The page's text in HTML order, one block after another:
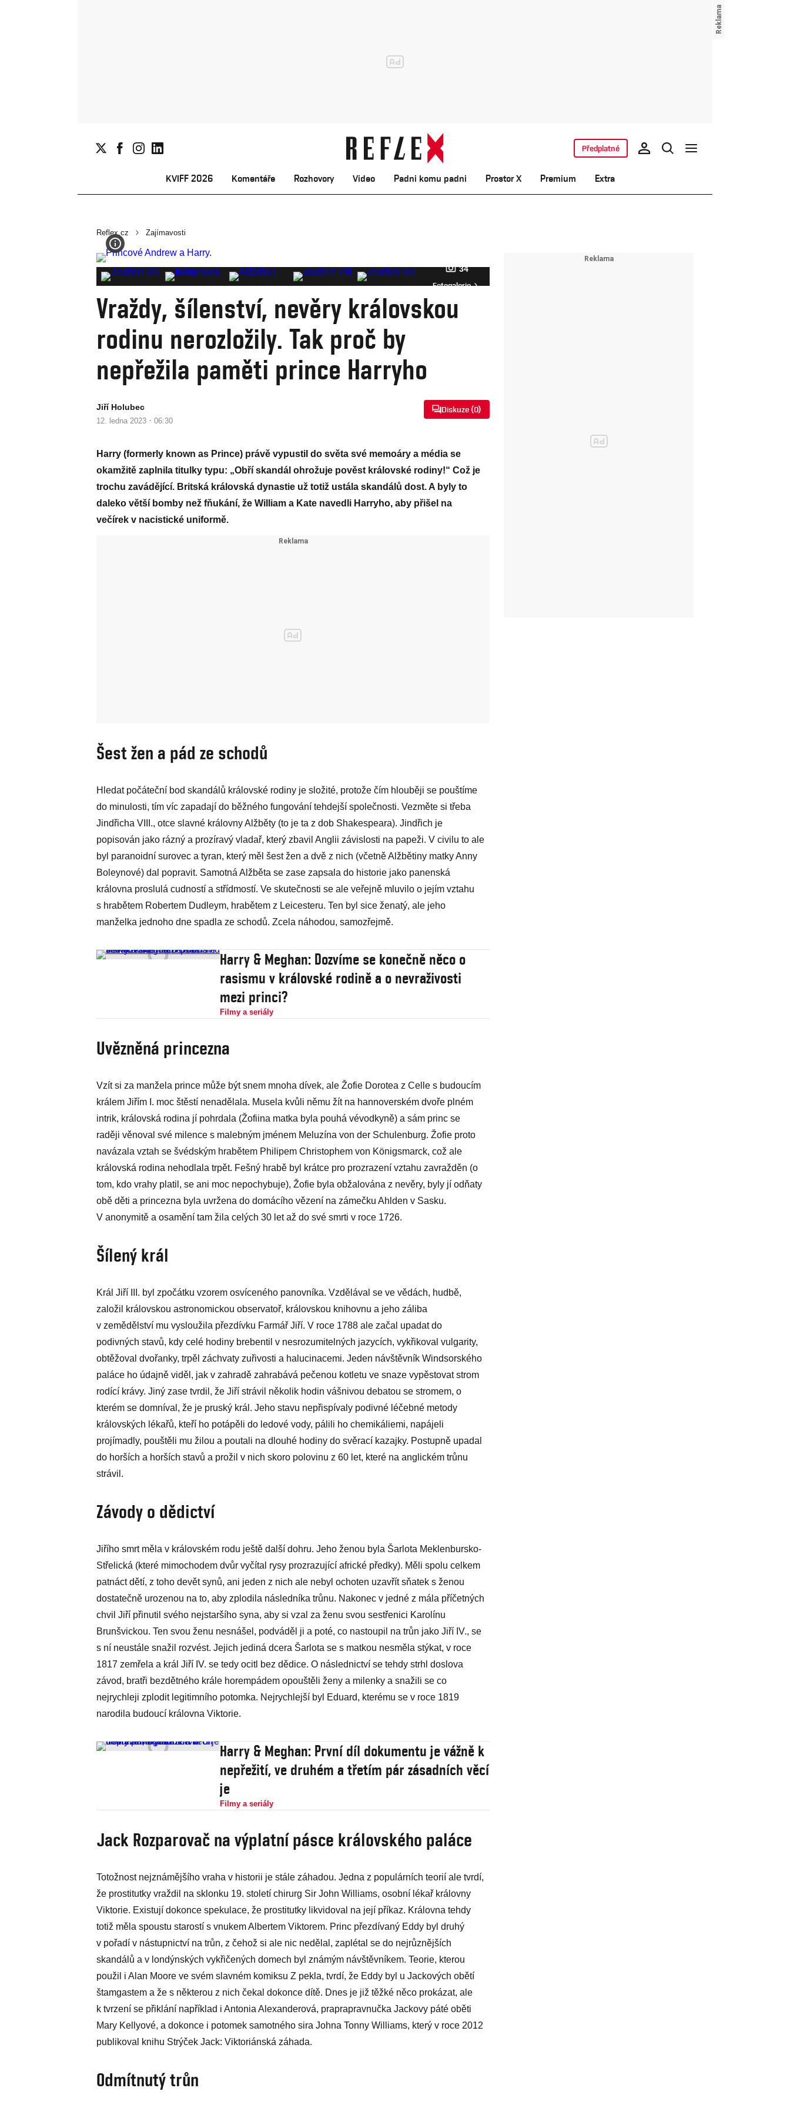
KVIFF 2026 Komentáře Rozhovory Video Padni komu padni Prostor X Premium Extra
Předplatné
Reflex.cz Zajímavosti
34
Fotogalerie
Vraždy, šílenství, nevěry královskou
rodinu nerozložily. Tak proč by
nepřežila paměti prince Harryho
Jiří Holubec
12. ledna 2023 · 06:30
Diskuze (0)
Harry (formerly known as Prince) právě vypustil do světa své memoáry a média se
okamžitě zaplnila titulky typu: „Obří skandál ohrožuje pověst královské rodiny!“ Což je
trochu zavádějící. Britská královská dynastie už totiž ustála skandálů dost. A byly to
daleko větší bomby než fňukání, že William a Kate navedli Harryho, aby přišel na
večírek v nacistické uniformě.
Šest žen a pád ze schodů
Hledat počáteční bod skandálů královské rodiny je složité, protože čím hlouběji se pouštíme
do minulosti, tím víc zapadají do běžného fungování tehdejší společnosti. Vezměte si třeba
Jindřicha VIII., otce slavné královny Alžběty (to je ta z dob Shakespeara). Jindřich je
popisován jako rázný a prozíravý vladař, který zbavil Anglii závislosti na papeži. V civilu to ale
byl paranoidní surovec a tyran, který měl šest žen a dvě z nich (včetně Alžbětiny matky Anny
Boleynové) dal popravit. Samotná Alžběta se zase zapsala do historie jako panenská
královna proslulá cudností a střídmostí. Ve skutečnosti se ale veřejně mluvilo o jejím vztahu
s hrabětem Robertem Dudleym, hrabětem z Leicesteru. Ten byl sice ženatý, ale jeho
manželka jednoho dne spadla ze schodů. Zcela náhodou, samozřejmě.
Harry & Meghan: Dozvíme se konečně něco o
rasismu v královské rodině a o nevraživosti
mezi princi?
Filmy a seriály
Uvězněná princezna
Vzít si za manžela prince může být snem mnoha dívek, ale Žofie Dorotea z Celle s budoucím
králem Jiřím I. moc štěstí nenadělala. Musela kvůli němu žít na hannoverském dvoře plném
intrik, královská rodina jí pohrdala (Žofiina matka byla pouhá vévodkyně) a sám princ se
raději věnoval své milence s malebným jménem Meluzína von der Schulenburg. Žofie proto
navázala vztah se švédským hrabětem Philipem Christophem von Königsmarck, což ale
královská rodina nehodlala trpět. Fešný hrabě byl krátce pro prozrazení vztahu zavražděn (o
tom, kdo vrahy platil, se ani moc nepochybuje), Žofie byla obžalována z nevěry, byly jí odňaty
obě děti a princezna byla uvržena do domácího vězení na zámečku Ahlden v Sasku.
V anonymitě a osamění tam žila celých 30 let až do své smrti v roce 1726.
Šílený král
Král Jiří III. byl zpočátku vzorem osvíceného panovníka. Vzdělával se ve vědách, hudbě,
založil královskou astronomickou observatoř, královskou knihovnu a jeho záliba
v zemědělství mu vysloužila přezdívku Farmář Jiří. V roce 1788 ale začal upadat do
podivných stavů, kdy celé hodiny brebentil v nesrozumitelných jazycích, vykřikoval vulgarity,
obtěžoval dvořanky, trpěl záchvaty zuřivosti a halucinacemi. Jeden návštěvník Windsorského
paláce ho údajně viděl, jak v zahradě zahrabává pečenou kotletu ve snaze vypěstovat strom
rodící krávy. Jiný zase tvrdil, že Jiří strávil několik hodin vášnivou debatou se stromem, o
kterém se domníval, že je pruský král. Jeho stavu nepřispívaly podivné léčebné metody
královských lékařů, kteří ho potápěli do ledové vody, pálili ho chemikáliemi, napájeli
projímadly, pouštěli mu žilou a poutali na dlouhé hodiny do svěrací kazajky. Postupně upadal
do horších a horších stavů a prožil v nich skoro polovinu z 60 let, které na anglickém trůnu
strávil.
Závody o dědictví
Jiřího smrt měla v královském rodu ještě další dohru. Jeho ženou byla Šarlota Meklenbursko-
Střelická (které mimochodem dvůr vyčítal rysy prozrazující africké předky). Měli spolu celkem
patnáct dětí, z toho devět synů, ani jeden z nich ale nebyl ochoten uzavřít sňatek s ženou
dostatečně urozenou na to, aby zplodila následníka trůnu. Nakonec v jedné z mála příčetných
chvil Jiří přinutil svého nejstaršího syna, aby si vzal za ženu svou sestřenici Karolínu
Brunšvickou. Ten svou ženu nesnášel, podváděl ji a poté, co nastoupil na trůn jako Jiří IV., se
s ní neustále snažil rozvést. Jejich jediná dcera Šarlota se s matkou nesměla stýkat, v roce
1817 zemřela a král Jiří IV. se tedy ocitl bez dědice. O následnictví se tehdy strhl doslova
závod, bratři bezdětného krále horempádem opouštěli ženy a milenky a snažili se co
nejrychleji zplodit legitimního potomka. Nejrychlejší byl Eduard, kterému se v roce 1819
narodila budoucí královna Viktorie.
Harry & Meghan: První díl dokumentu je vážně k
nepřežití, ve druhém a třetím pár zásadních věcí
je
Filmy a seriály
Jack Rozparovač na výplatní pásce královského paláce
Totožnost nejznámějšího vraha v historii je stále záhadou. Jedna z populárních teorií ale tvrdí,
že prostitutky vraždil na sklonku 19. století chirurg Sir John Williams, osobní lékař královny
Viktorie. Existují dokonce spekulace, že prostitutky likvidoval na její příkaz. Královna tehdy
totiž měla spoustu starostí s vnukem Albertem Viktorem. Princ přezdívaný Eddy byl druhý
v pořadí v nástupnictví na trůn, z čehož si ale nic nedělal, zaplétal se do nejrůznějších
skandálů a v londýnských vykřičených domech byl známým návštěvníkem. Teorie, kterou
použil i Alan Moore ve svém slavném komiksu Z pekla, tvrdí, že Eddy byl u Jackových obětí
štamgastem a že s některou z nich čekal dokonce dítě. Dnes je již těžké něco prokázat, ale
k tvrzení se přiklání například i Antonia Alexanderová, praprapravnučka Jackovy páté oběti
Mary Kellyové, a dokonce i potomek samotného sira Johna Tonny Williams, který v roce 2012
publikoval knihu Strýček Jack: Viktoriánská záhada.
Odmítnutý trůn